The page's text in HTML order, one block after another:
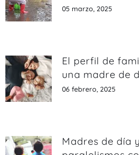
05 marzo, 2025
El perfil de
una madre de
06 febrero, 2025
Madres de día